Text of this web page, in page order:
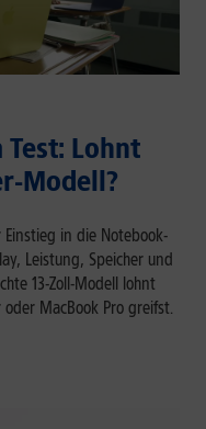
Test: Lohnt
Modell?
in die Notebook-
Leistung, Speicher und
13-Zoll-Modell lohnt
MacBook Pro greifst.